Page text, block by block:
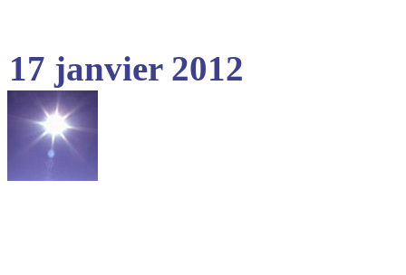
17 janvier 2012